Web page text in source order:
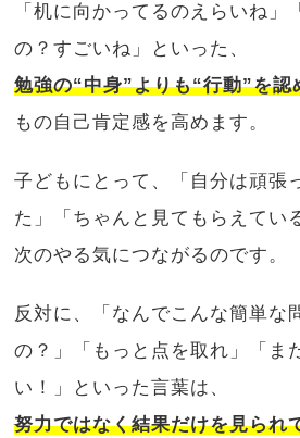
「机に向かってるのえらいね」
の？すごいね」といった、
勉強の“中身”よりも“行動”を認
もの自己肯定感を高めます。
子どもにとって、「自分は頑張
た」「ちゃんと見てもらえてい
次のやる気につながるのです。
反対に、「なんでこんな簡単な
の？」「もっと点を取れ」「ま
い！」といった言葉は、
努力ではなく結果だけを見られ